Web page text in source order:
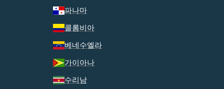
파나마
콜롬비아
베네수엘라
가이아나
수리남